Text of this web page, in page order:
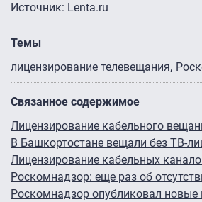
Источник: Lenta.ru
Темы
лицензирование телевещания
Связанное содержимое
Лицензирование кабельного
В Башкортостане вещали без ТВ-
Лицензирование кабельных
Роскомнадзор: еще раз об
Роскомнадзор опубликовал новые